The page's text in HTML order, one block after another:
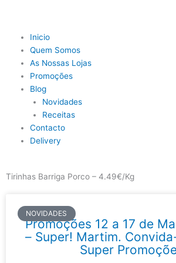
Main
Menu
Inicio
Quem Somos
As Nossas Lojas
Promoções
Blog
Novidades
Receitas
Contacto
Delivery
Tirinhas Barriga Porco – 4.49€/Kg
NOVIDADES
Promoções 12 a 17 de
– Super! Martim.
Super